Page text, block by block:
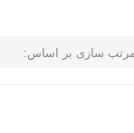
مرتب سازی بر اساس: